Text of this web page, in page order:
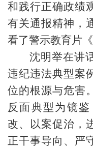
和践行正确政绩
有关通报精神，
看了警示教育片
沈明举在讲
违纪违法典型案
位的根源与危害
反面典型为镜
改、以案促治，
正干事导向、严